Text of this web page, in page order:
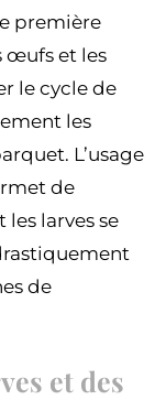
première
œufs et les
le cycle de
les
L’usage
de
larves se
de
et des